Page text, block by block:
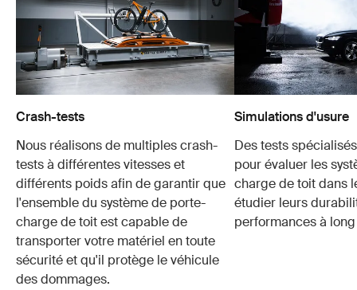
Crash-tests
Nous réalisons de multiples crash-
tests à différentes vitesses et
différents poids afin de garantir que
l'ensemble du système de porte-
charge de toit est capable de
transporter votre matériel en toute
sécurité et qu'il protège le véhicule
des dommages.
Simulations d'usure
Des tests
pour évaluer les
charge de toit dans
étudier leurs
performances à